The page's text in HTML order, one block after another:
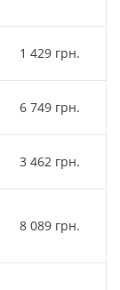
1 429 грн.
6 749 грн.
3 462 грн.
8 089 грн.